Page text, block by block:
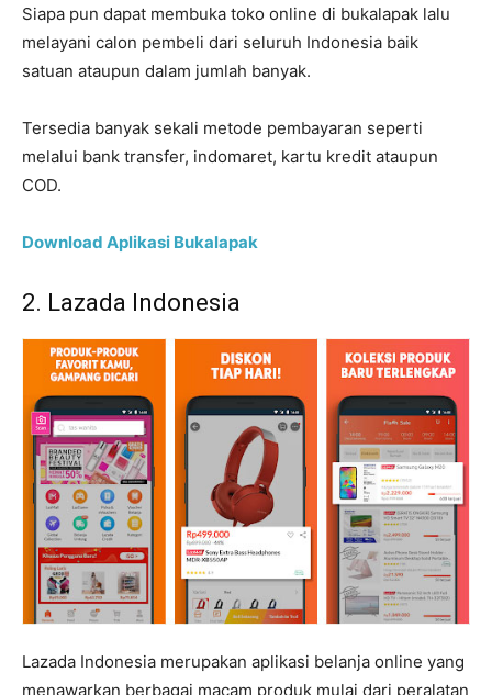
Siapa pun dapat membuka toko online di bukalapak lalu
melayani calon pembeli dari seluruh Indonesia baik
satuan ataupun dalam jumlah banyak.
Tersedia banyak sekali metode pembayaran seperti
melalui bank transfer, indomaret, kartu kredit ataupun
COD.
Download Aplikasi Bukalapak
2. Lazada Indonesia
Lazada Indonesia merupakan aplikasi belanja online yang
menawarkan berbagai macam produk mulai dari peralatan